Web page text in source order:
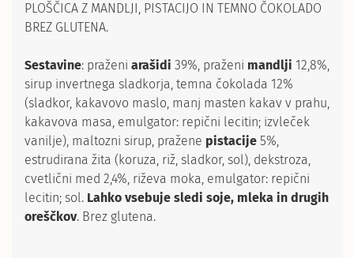
PLOŠČICA Z MANDLJI, PISTACIJO IN TEMNO ČOKOLADO
BREZ GLUTENA.
Sestavine: praženi arašidi 39%, praženi mandlji 12,8%,
sirup invertnega sladkorja, temna čokolada 12%
(sladkor, kakavovo maslo, manj masten kakav v prahu,
kakavova masa, emulgator: repični lecitin; izvleček
vanilje), maltozni sirup, pražene pistacije 5%,
estrudirana žita (koruza, riž, sladkor, sol), dekstroza,
cvetlični med 2,4%, riževa moka, emulgator: repični
lecitin; sol. Lahko vsebuje sledi soje, mleka in drugih
oreščkov. Brez glutena.